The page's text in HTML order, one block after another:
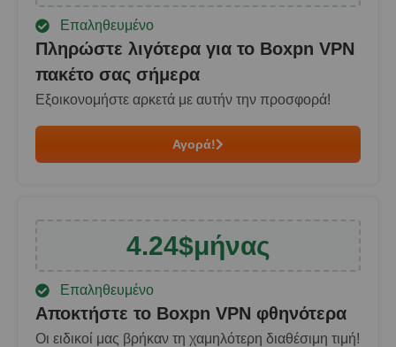
Επαληθευμένο
Πληρώστε λιγότερα για το Boxpn VPN
πακέτο σας σήμερα
Εξοικονομήστε αρκετά με αυτήν την προσφορά!
Αγορά!
4.24$μήνας
Επαληθευμένο
Αποκτήστε το Boxpn VPN φθηνότερα
Οι ειδικοί μας βρήκαν τη χαμηλότερη διαθέσιμη τιμή!